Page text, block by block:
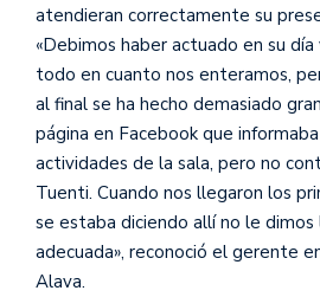
atendieran correctamente su
«Debimos haber actuado en su
todo en cuanto nos enteramos,
al final se ha hecho demasiado
página en Facebook que
actividades de la sala, pero no
Tuenti. Cuando nos llegaron los
se estaba diciendo allí no le dimos
adecuada», reconoció el gerente
Alava.